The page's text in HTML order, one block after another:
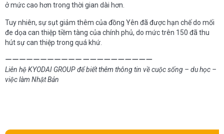
ở mức cao hơn trong thời gian dài hơn.
Tuy nhiên, sự sụt giảm thêm của đồng Yên đã được hạn chế do mối
đe dọa can thiệp tiềm tàng của chính phủ, do mức trên 150 đã thu
hút sự can thiệp trong quá khứ.
ーーーーーーーーーーーーーーーーーーーーー
Liên hệ KYODAI GROUP để biết thêm thông tin về cuộc sống – du học –
việc làm Nhật Bản